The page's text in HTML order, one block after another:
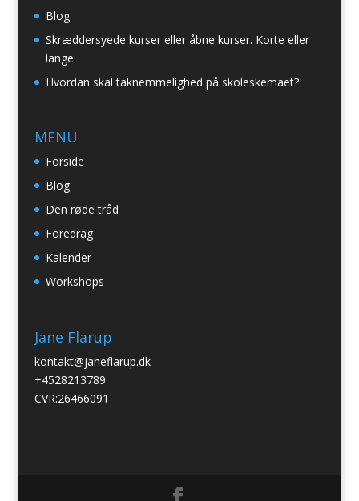
Blog
Skræddersyede kurser eller åbne kurser. Korte eller
lange
Hvordan skal taknemmelighed på skoleskemaet?
MENU
Forside
Blog
Den røde tråd
Foredrag
Kalender
Workshops
Jane Flarup
kontakt@janeflarup.dk
+4528213789
CVR:26466091